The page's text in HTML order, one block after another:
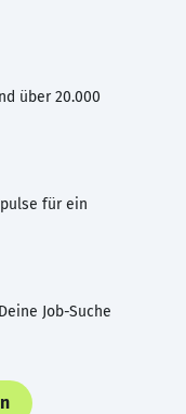
über 20.000
für ein
Job-Suche